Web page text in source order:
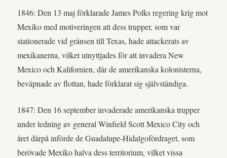
1846: Den 13 maj förklarade James Polks regering krig mot
Mexiko med motiveringen att dess trupper, som var
stationerade vid gränsen till Texas, hade attackerats av
mexikanerna, vilket utnyttjades för att invadera New
Mexico och Kalifornien, där de amerikanska kolonisterna,
beväpnade av flottan, hade förklarat sig självständiga.
1847: Den 16 september invaderade amerikanska trupper
under ledning av general Winfield Scott Mexico City och
året därpå införde de Guadalupe-Hidalgofördraget, som
berövade Mexiko halva dess territorium, vilket vissa